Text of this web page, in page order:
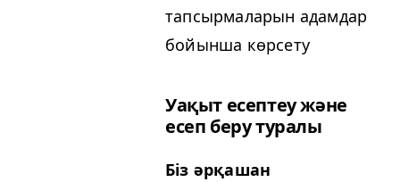
тапсырмаларын адамдар
бойынша көрсету
Уақыт есептеу және
есеп беру туралы
Біз әрқашан